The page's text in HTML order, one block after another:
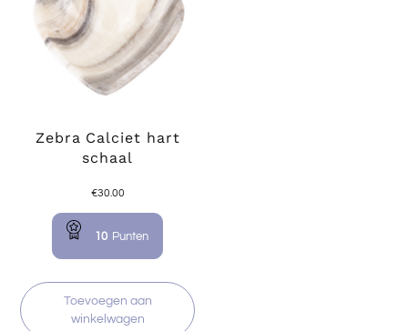
Zebra Calciet hart
schaal
€30.00
10 Punten
Toevoegen aan
winkelwagen